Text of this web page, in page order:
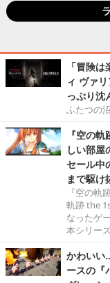
「冒険
ィ ヴァ
っぷり沈
ふたつの
『空の
しい部
セール中
まで駆け
『空の軌
軌跡 the
なったゲ
本シリー
かわいい
ースの『